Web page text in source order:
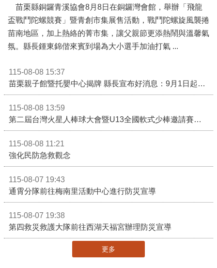
苗栗縣銅鑼青溪協會8月8日在銅鑼灣會館，舉辦「飛龍
盃戰鬥陀螺競賽」暨青創市集展售活動，戰鬥陀螺旋風襲捲
苗南地區，加上熱絡的菁市集，讓父親節更添熱鬧與溫馨氣
氛。縣長鍾東錦偕來賓到場為大小選手加油打氣 ...
115-08-08 15:37
苗栗親子館暨托嬰中心揭牌 縣長宣布好消息：9月1日起調降臨時托嬰費用
115-08-08 13:59
第二屆台灣火星人棒球大會暨U13全國軟式少棒邀請賽在苗栗舉辦
115-08-08 11:21
強化民防急救觀念
115-08-07 19:43
通霄分隊前往梅南里活動中心進行防災宣導
115-08-07 19:38
第四救災救護大隊前往西湖天福宮辦理防災宣導
更多